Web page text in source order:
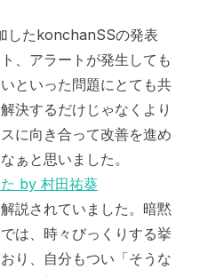
したkonchanSSの発表
、アラートが発生しても
といった問題にとても共
決するだけじゃなくより
に向き合って改善を進め
ぁと思いました。
by 村田祐葵
説されていました。暗黙
は、時々びっくりする挙
り、自分もつい「そうな